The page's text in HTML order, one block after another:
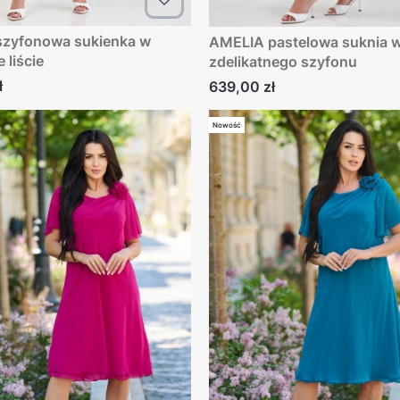
liście
AMELIA pastelowa suknia w kwiaty
zdelikatnego szyfonu
Cena
639,00 zł
Nowość